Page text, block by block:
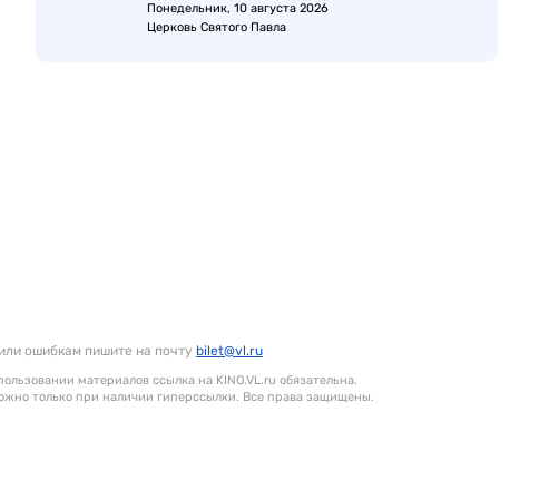
Понедельник, 10 августа 2026
Церковь Святого Павла
ошибкам пишите на почту bilet@vl.ru
материалов ссылка на KINO.VL.ru обязательна.
только при наличии гиперссылки. Все права защищены.